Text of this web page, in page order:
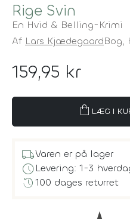
Rige Svin
En Hvid & Belling-Krimi
Af Lars KjædegaardBog,
159,95 kr
shopping_bag LÆG I
local_shippingVaren er på lager
scheduleLevering: 1-3
history100 dages returret